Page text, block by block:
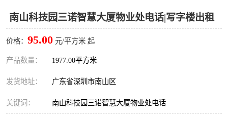
南山科技园三诺智慧大厦物业处电话|写字楼出租
价格： 95.00 元/平方米 起
产品数量： 1977.00平方米
发货地址： 广东省深圳市南山区
关键词： 南山科技园三诺智慧大厦物业处电话
车公庙
中心区
南山区 西丽